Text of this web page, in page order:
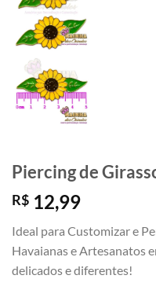
Piercing de
R$ 12,99
Ideal para Customizar e
Havaianas e Artesanatos
delicados e diferentes!